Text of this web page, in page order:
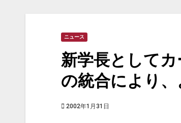
ニュース
新学長として
の統合により
2002年1月31日